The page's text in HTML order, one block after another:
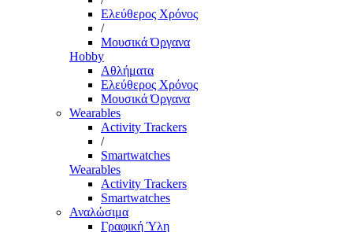
Ελεύθερος Χρόνος
/
Μουσικά Όργανα
Hobby
Αθλήματα
Ελεύθερος Χρόνος
Μουσικά Όργανα
Wearables
Activity Trackers
/
Smartwatches
Wearables
Activity Trackers
Smartwatches
Αναλώσιμα
Γραφική Ύλη